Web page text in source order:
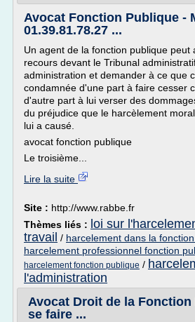
Avocat Fonction Publique -
01.39.81.78.27 ...
Un agent de la fonction publique peut
recours devant le Tribunal
administration et demander à ce que
condamnée d'une part à faire cesser
d'autre part à lui verser des
du préjudice que le harcèlement
lui a causé.
avocat fonction publique
Le troisième...
Lire la suite
Site : http://www.rabbe.fr
Thèmes liés : loi sur
travail / harcelement dans la
harcelement professionnel fonction
harcelement fonction publique /
l'administration
Avocat Droit de la
se faire ...